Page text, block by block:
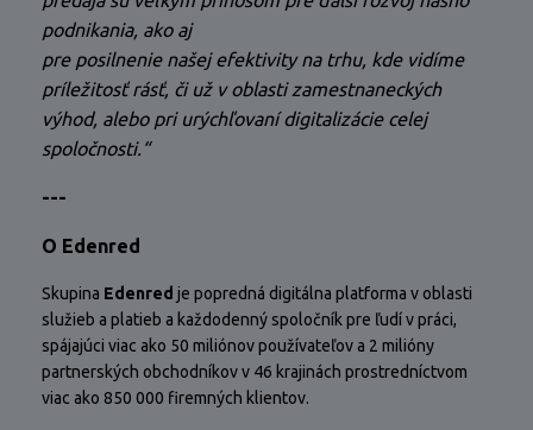
podnikania, ako aj
pre posilnenie našej efektivity na trhu, kde vidíme
príležitosť rásť, či už v oblasti zamestnaneckých
výhod, alebo pri urýchľovaní digitalizácie celej
spoločnosti.“
---
O Edenred
Skupina Edenred je popredná digitálna platforma v oblasti
služieb a platieb a každodenný spoločník pre ľudí v práci,
spájajúci viac ako 50 miliónov používateľov a 2 milióny
partnerských obchodníkov v 46 krajinách prostredníctvom
viac ako 850 000 firemných klientov.